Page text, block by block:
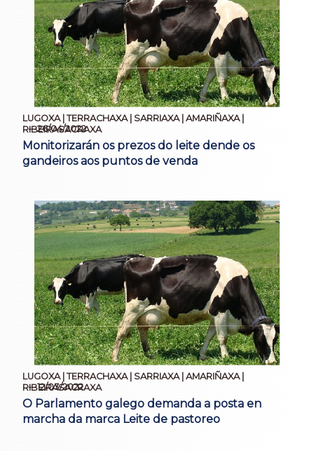
LUGOXA | TERRACHAXA | SARRIAXA | AMARIÑAXA |
RIBEIRASACRAXA
26/04/2022
Monitorizarán os prezos do leite dende os
gandeiros aos puntos de venda
LUGOXA | TERRACHAXA | SARRIAXA | AMARIÑAXA |
RIBEIRASACRAXA
12/03/2022
O Parlamento galego demanda a posta en
marcha da marca Leite de pastoreo